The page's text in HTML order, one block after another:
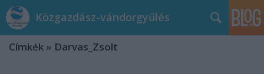
Közgazdász-vándorgyűlés
Címkék » Darvas_Zsolt